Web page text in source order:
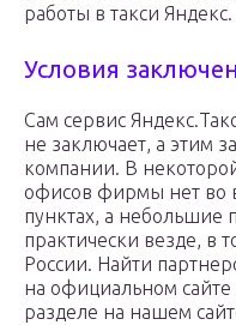
работы в такси Яндекс.
Условия
Сам сервис
не заключает, а этим
компании. В
офисов фирмы нет во
пунктах, а небольшие
практически везде, в
России. Найти
на официальном
разделе на нашем